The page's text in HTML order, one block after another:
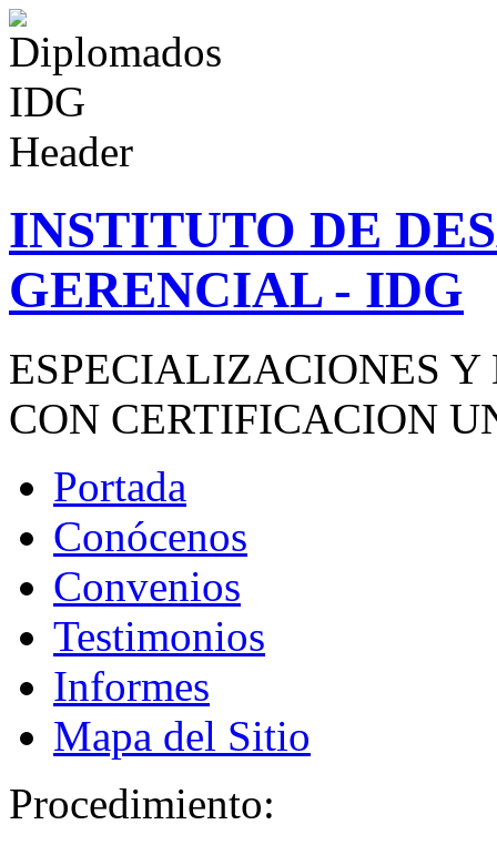
INSTITUTO DE
GERENCIAL - IDG
ESPECIALIZACIONES
CON CERTIFICACION
Portada
Conócenos
Convenios
Testimonios
Informes
Mapa del Sitio
Procedimiento: